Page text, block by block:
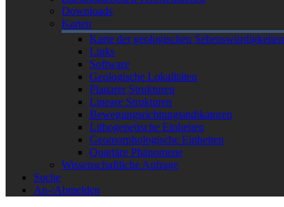
Downloads
Karten
Karte der geologischen Sehenswürdigkeiten
Links
Software
Geologische Lokalitäten
Planarer Strukturen
Lineare Strukturen
Bewegungsrichtungsindikatoren
Lithogenetische Einheiten
Geomorphologische Einheiten
Quartäre Phänomene
Wissenschaftliche Anfrage
Suche
An-/Abmelden